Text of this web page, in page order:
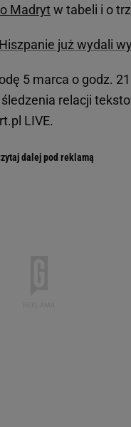
Madrytw tabeli i o
już wydali
5 marca o godz.
relacji
LIVE.